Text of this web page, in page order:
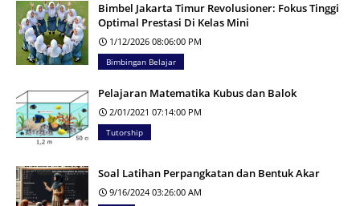
Bimbel Jakarta Timur Revolusioner: Fokus Tinggi
Optimal Prestasi Di Kelas Mini
1/12/2026 08:06:00 PM
Bimbingan Belajar
Pelajaran Matematika Kubus dan Balok
2/01/2021 07:14:00 PM
Tutorship
Soal Latihan Perpangkatan dan Bentuk Akar
9/16/2024 03:26:00 AM